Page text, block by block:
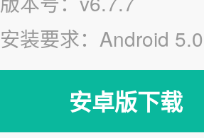
安装要求：Android
安卓版下载